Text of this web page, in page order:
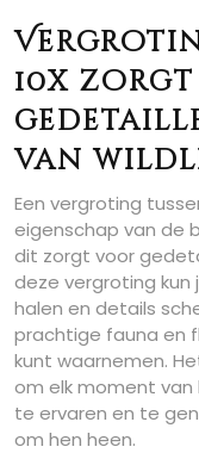
10x
van
Een vergroting
eigenschap van de
dit zorgt voor
deze vergroting kun
halen en details
prachtige fauna en
kunt waarnemen.
om elk moment van
te ervaren en te
om hen heen.